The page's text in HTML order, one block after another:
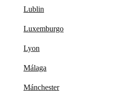
Lublin
Luxemburgo
Lyon
Málaga
Mánchester